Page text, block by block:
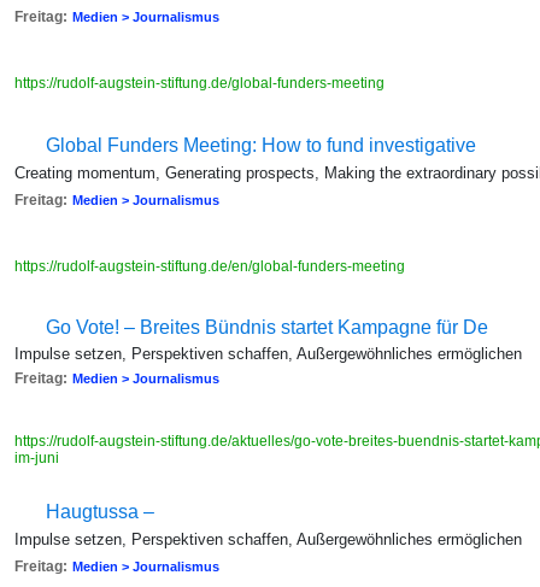
Freitag: Medien > Journalismus
https://rudolf-augstein-stiftung.de/global-funders-meeting
Global Funders Meeting: How to fund investigative
Creating momentum, Generating prospects, Making the extraordinary
Freitag: Medien > Journalismus
https://rudolf-augstein-stiftung.de/en/global-funders-meeting
Go Vote! – Breites Bündnis startet Kampagne für De
Impulse setzen, Perspektiven schaffen, Außergewöhnliches ermöglichen
Freitag: Medien > Journalismus
https://rudolf-augstein-stiftung.de/aktuelles/go-vote-breites-buendnis-startet-
im-juni
Haugtussa –
Impulse setzen, Perspektiven schaffen, Außergewöhnliches ermöglichen
Freitag: Medien > Journalismus